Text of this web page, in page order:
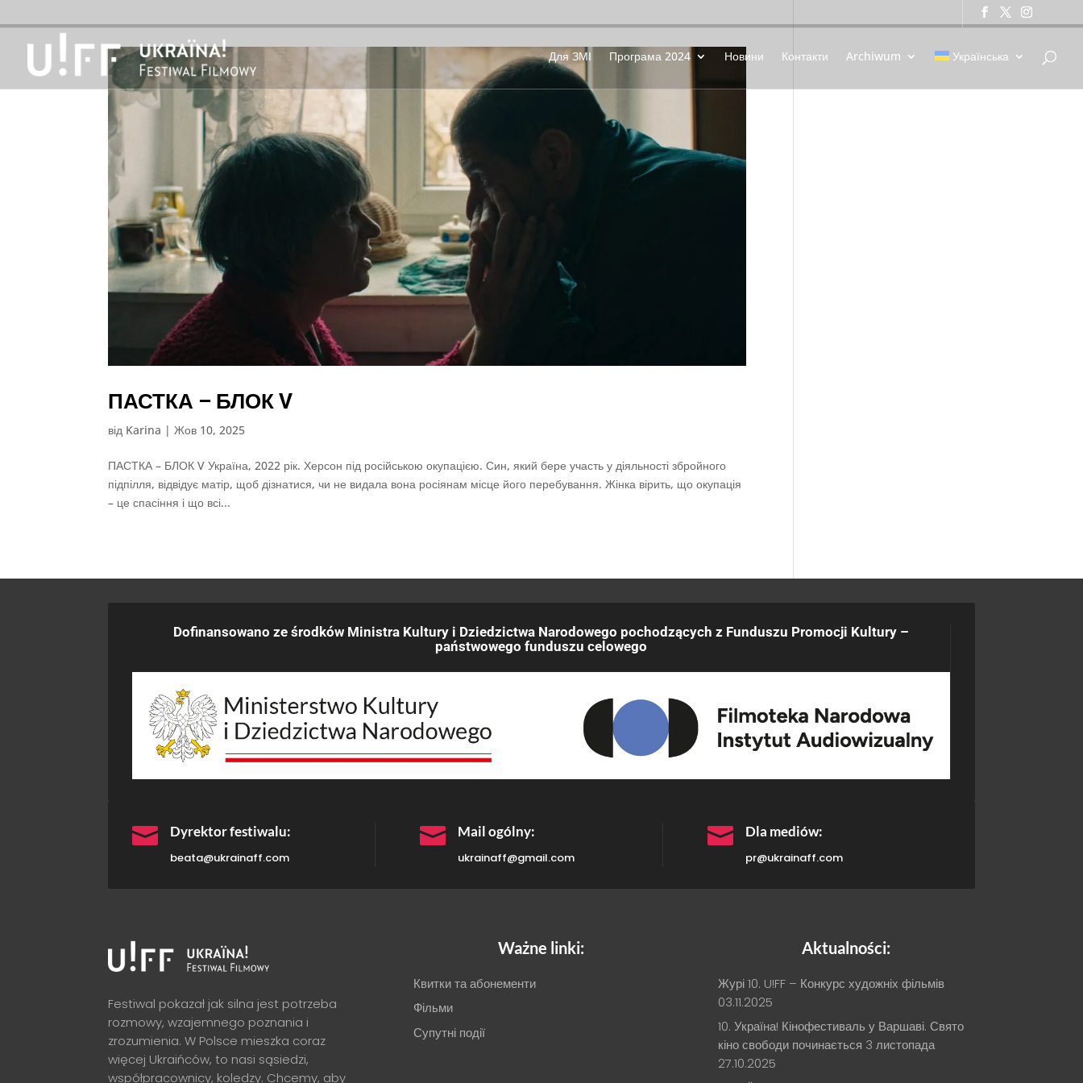
Для ЗМІ Програма 2024 Новини Контакти Archiwum Українська
ПАСТКА – БЛОК V
від Karina |Жов 10, 2025
ПАСТКА – БЛОК V Україна, 2022 рік. Херсон під російською окупацією. Син, який бере участь у діяльності збройного
підпілля, відвідує матір, щоб дізнатися, чи не видала вона росіянам місце його перебування. Жінка вірить, що окупація
– це спасіння і що всі...
Dofinansowano ze środków Ministra Kultury i Dziedzictwa Narodowego pochodzących z Funduszu Promocji Kultury –
państwowego funduszu celowego
 Dyrektor festiwalu:
beata@ukrainaff.com
 Mail ogólny:
ukrainaff@gmail.com
 Dla mediów:
pr@ukrainaff.com
Festiwal pokazał jak silna jest potrzeba
rozmowy, wzajemnego poznania i
zrozumienia. W Polsce mieszka coraz
więcej Ukraińców, to nasi sąsiedzi,
współpracownicy, koledzy. Chcemy, aby
Ważne linki:
Квитки та абонементи
Фільми
Супутні події
Aktualności:
Журі 10. U!FF – Конкурс художніх фільмів
03.11.2025
10. Україна! Кінофестиваль у Варшаві. Свято
кіно свободи починається 3 листопада
27.10.2025